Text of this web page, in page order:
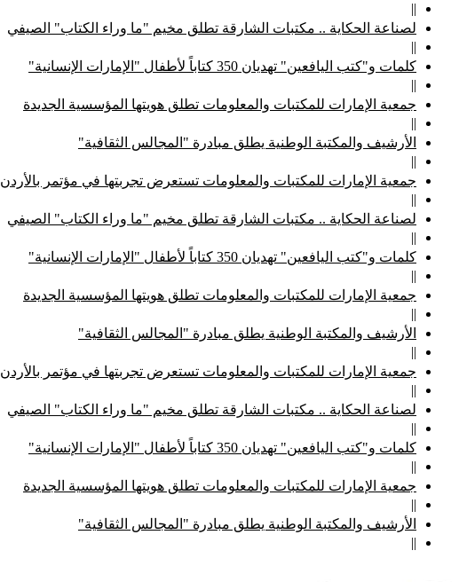
||
لصناعة الحكاية .. مكتبات الشارقة تطلق مخيم "ما وراء الكتاب" الصيفي
||
كلمات و"كتب اليافعين" تهديان 350 كتاباً لأطفال "الإمارات الإنسانية"
||
جمعية الإمارات للمكتبات والمعلومات تطلق هويتها المؤسسية الجديدة
||
الأرشيف والمكتبة الوطنية يطلق مبادرة "المجالس الثقافية"
||
جمعية الإمارات للمكتبات والمعلومات تستعرض تجربتها في مؤتمر بالأردن
||
لصناعة الحكاية .. مكتبات الشارقة تطلق مخيم "ما وراء الكتاب" الصيفي
||
كلمات و"كتب اليافعين" تهديان 350 كتاباً لأطفال "الإمارات الإنسانية"
||
جمعية الإمارات للمكتبات والمعلومات تطلق هويتها المؤسسية الجديدة
||
الأرشيف والمكتبة الوطنية يطلق مبادرة "المجالس الثقافية"
||
جمعية الإمارات للمكتبات والمعلومات تستعرض تجربتها في مؤتمر بالأردن
||
لصناعة الحكاية .. مكتبات الشارقة تطلق مخيم "ما وراء الكتاب" الصيفي
||
كلمات و"كتب اليافعين" تهديان 350 كتاباً لأطفال "الإمارات الإنسانية"
||
جمعية الإمارات للمكتبات والمعلومات تطلق هويتها المؤسسية الجديدة
||
الأرشيف والمكتبة الوطنية يطلق مبادرة "المجالس الثقافية"
||